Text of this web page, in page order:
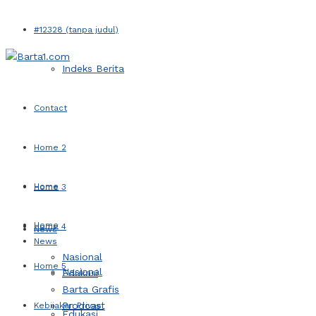
#12328 (tanpa judul)
Indeks Berita
Contact
Home 2
Home 3
Home 4
Home 5
Kebijakan Privasi
Home
News
Nasional
Home
News
Nasional
Edukasi
Barta Grafis
Prodcast